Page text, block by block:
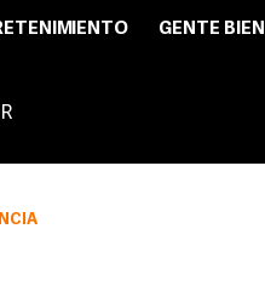
GENTE BIEN